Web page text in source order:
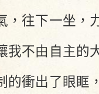
，往下一坐，
我不由自主的
的衝出了眼眶